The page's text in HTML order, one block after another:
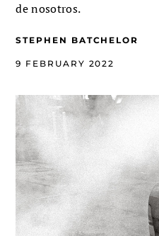
de nosotros.
STEPHEN BATCHELOR
9 FEBRUARY 2022